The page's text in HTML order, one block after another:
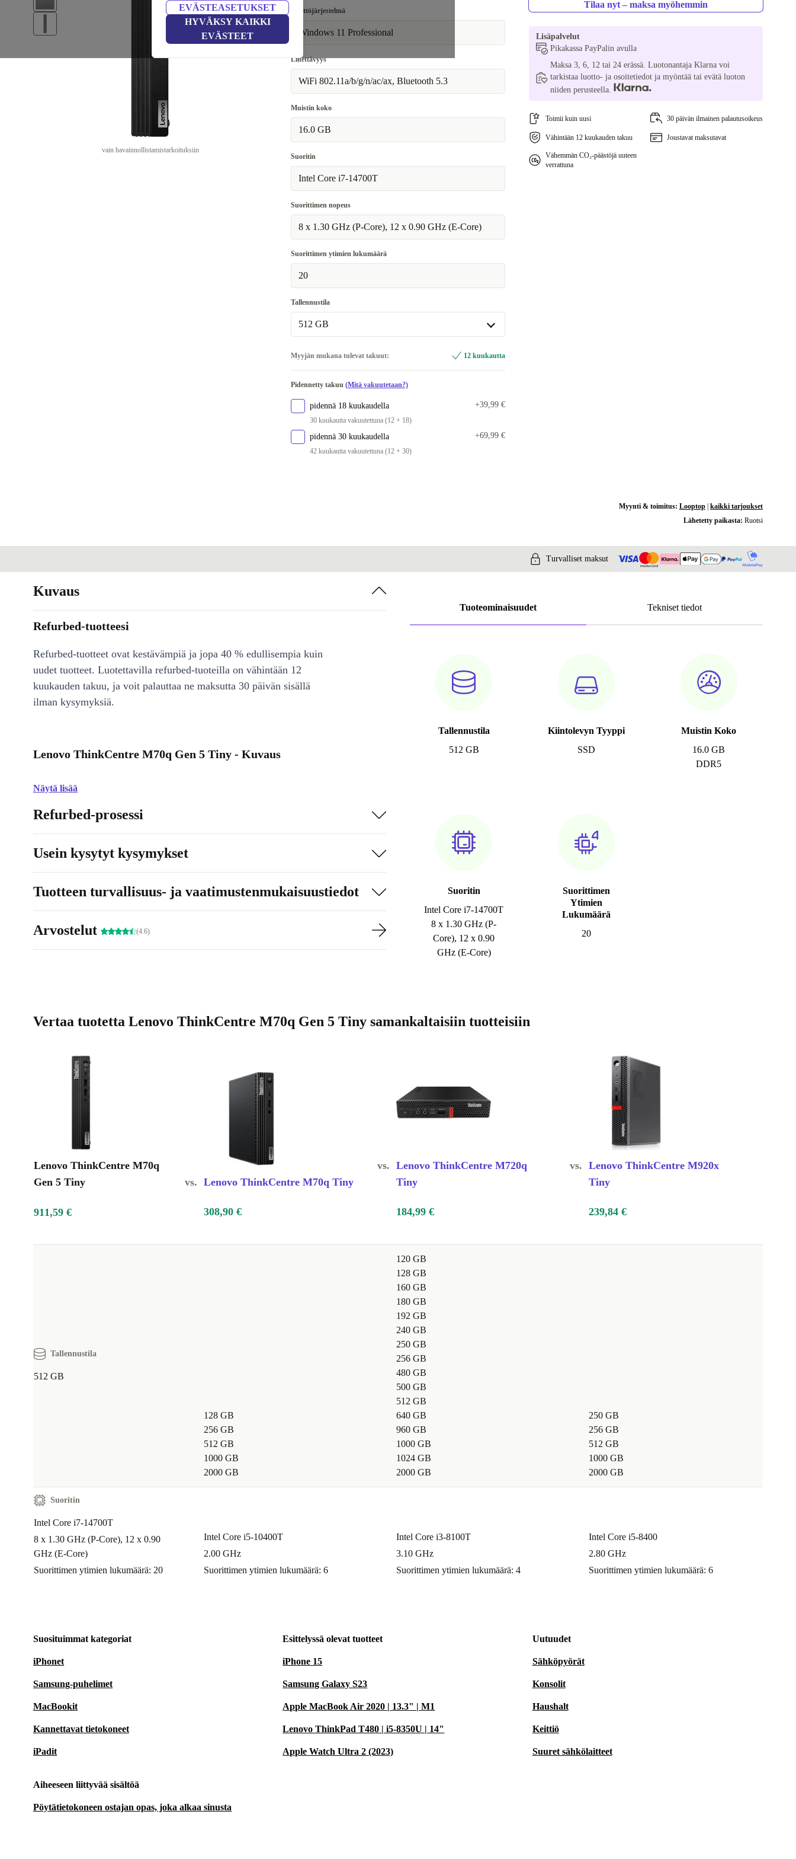
EVÄSTEASETUKSET
HYVÄKSY KAIKKI
EVÄSTEET
vain havainnollistamistarkoituksiin
Käyttöjärjestelmä
Windows 11 Professional
Liitettävyys
WiFi 802.11a/b/g/n/ac/ax, Bluetooth 5.3
Muistin koko
16.0 GB
Suoritin
Intel Core i7-14700T
Suorittimen nopeus
8 x 1.30 GHz (P-Core), 12 x 0.90 GHz (E-Core)
Suorittimen ytimien lukumäärä
20
Tallennustila
512 GB
1000 GB
Myyjän mukana tulevat takuut: 12 kuukautta
Pidennetty takuu (Mitä vakuutetaan?)
pidennä 18 kuukaudella
30 kuukautta vakuutettuna (12 + 18)
+39,99 €
pidennä 30 kuukaudella
42 kuukautta vakuutettuna (12 + 30)
+69,99 €
Tilaa nyt – maksa myöhemmin
Lisäpalvelut
Pikakassa PayPalin avulla
Maksa 3, 6, 12 tai 24 erässä. Luotonantaja Klarna voi
tarkistaa luotto- ja osoitetiedot ja myöntää tai evätä luoton
niiden perusteella.
Toimii kuin uusi 30 päivän ilmainen palautusoikeus
Vähintään 12 kuukauden takuu Joustavat maksutavat
Vähemmän CO₂-päästöjä uuteen
verrattuna
Myynti & toimitus: Looptop| kaikki tarjoukset
Lähetetty paikasta: Ruotsi
Turvalliset maksut
Tuoteominaisuudet Tekniset tiedot
Tallennustila
512 GB
Kiintolevyn Tyyppi
SSD
Muistin Koko
16.0 GB
DDR5
Suoritin
Intel Core i7-14700T
8 x 1.30 GHz (P-
Core), 12 x 0.90
GHz (E-Core)
Suorittimen
Ytimien
Lukumäärä
20
Kuvaus
Refurbed-tuotteesi
Refurbed-tuotteet ovat kestävämpiä ja jopa 40 % edullisempia kuin
uudet tuotteet. Luotettavilla refurbed-tuoteilla on vähintään 12
kuukauden takuu, ja voit palauttaa ne maksutta 30 päivän sisällä
ilman kysymyksiä.
Lenovo ThinkCentre M70q Gen 5 Tiny - Kuvaus
Näytä lisää
Refurbed-prosessi
Usein kysytyt kysymykset
Tuotteen turvallisuus- ja vaatimustenmukaisuustiedot
Arvostelut (4.6)
Vertaa tuotetta Lenovo ThinkCentre M70q Gen 5 Tiny samankaltaisiin tuotteisiin
Lenovo ThinkCentre M70q
Gen 5 Tiny
vs. Lenovo ThinkCentre M70q Tiny
vs. Lenovo ThinkCentre M720q
Tiny
vs. Lenovo ThinkCentre M920x
Tiny
911,59 € 308,90 € 184,99 € 239,84 €
Tallennustila
512 GB
128 GB
256 GB
512 GB
1000 GB
2000 GB
120 GB
128 GB
160 GB
180 GB
192 GB
240 GB
250 GB
256 GB
480 GB
500 GB
512 GB
640 GB
960 GB
1000 GB
1024 GB
2000 GB
250 GB
256 GB
512 GB
1000 GB
2000 GB
Suoritin
Intel Core i7-14700T
8 x 1.30 GHz (P-Core), 12 x 0.90
GHz (E-Core)
Suorittimen ytimien lukumäärä: 20
Intel Core i5-10400T
2.00 GHz
Suorittimen ytimien lukumäärä: 6
Intel Core i3-8100T
3.10 GHz
Suorittimen ytimien lukumäärä: 4
Intel Core i5-8400
2.80 GHz
Suorittimen ytimien lukumäärä: 6
Suosituimmat kategoriat
iPhonet
Samsung-puhelimet
MacBookit
Kannettavat tietokoneet
iPadit
Esittelyssä olevat tuotteet
iPhone 15
Samsung Galaxy S23
Apple MacBook Air 2020 | 13.3" | M1
Lenovo ThinkPad T480 | i5-8350U | 14"
Apple Watch Ultra 2 (2023)
Uutuudet
Sähköpyörät
Konsolit
Haushalt
Keittiö
Suuret sähkölaitteet
Aiheeseen liittyvää sisältöä
Pöytätietokoneen ostajan opas, joka alkaa sinusta